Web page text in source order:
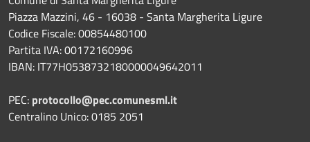
Piazza Mazzini, 46 - 16038 - Santa Margherita Ligure
Codice Fiscale: 00854480100
Partita IVA: 00172160996
IBAN: IT77H0538732180000049642011
PEC: protocollo@pec.comunesml.it
Centralino Unico: 0185 2051